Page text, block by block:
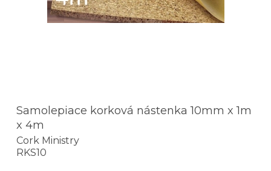
Samolepiace korková nástenka 10mm x 1m
x 4m
Cork Ministry
RKS10